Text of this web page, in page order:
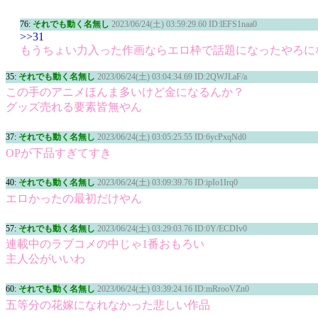
76: それでも動く名無し 2023/06/24(土) 03:59:29.60 ID:lEFS1naa0
>>31
もうちょい力入った作画ならエロ枠で話題になったやろ
35: それでも動く名無し 2023/06/24(土) 03:04:34.69 ID:2QWJLaF/a
この手のアニメほんま多いけど金になるんか？
グッズ売れる要素皆無やん
37: それでも動く名無し 2023/06/24(土) 03:05:25.55 ID:6ycPxqNd0
OPが下品すぎてすき
40: それでも動く名無し 2023/06/24(土) 03:09:39.76 ID:ipIo1Irq0
エロかったの最初だけやん
57: それでも動く名無し 2023/06/24(土) 03:29:03.76 ID:0Y/ECDIv0
連載中のラブコメの中じゃ1番おもろい
主人公がいいわ
60: それでも動く名無し 2023/06/24(土) 03:39:24.16 ID:mRrooVZn0
五等分の花嫁になれなかった悲しい作品